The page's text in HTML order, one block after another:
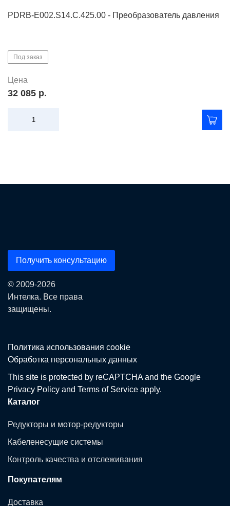
PDRB-E002.S14.C.425.00 - Преобразователь давления
Под заказ
Цена
32 085 р.
Получить консультацию
© 2009-2026
Интелка. Все права
защищены.
Политика использования сookie
Обработка персональных данных
This site is protected by reCAPTCHA and the Google
Privacy Policy and Terms of Service apply.
Каталог
Редукторы и мотор-редукторы
Кабеленесущие системы
Контроль качества и отслеживания
Покупателям
Доставка